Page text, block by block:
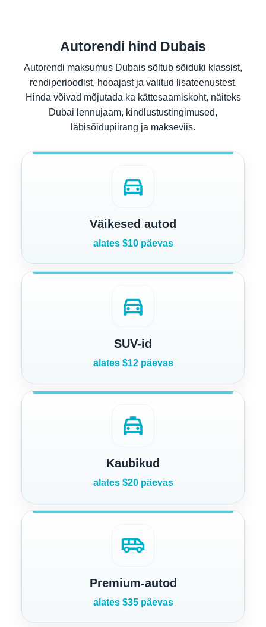
Autorendi hind Dubais
Autorendi maksumus Dubais sõltub sõiduki klassist,
rendiperioodist, hooajast ja valitud lisateenustest.
Hinda võivad mõjutada ka kättesaamiskoht, näiteks
Dubai lennujaam, kindlustustingimused,
läbisõidupiirang ja makseviis.
directions_car
Väikesed autod
alates $10 päevas
directions_car
SUV-id
alates $12 päevas
local_taxi
Kaubikud
alates $20 päevas
airport_shuttle
Premium-autod
alates $35 päevas